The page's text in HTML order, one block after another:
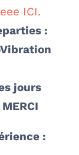
ICI.
:
jours
: